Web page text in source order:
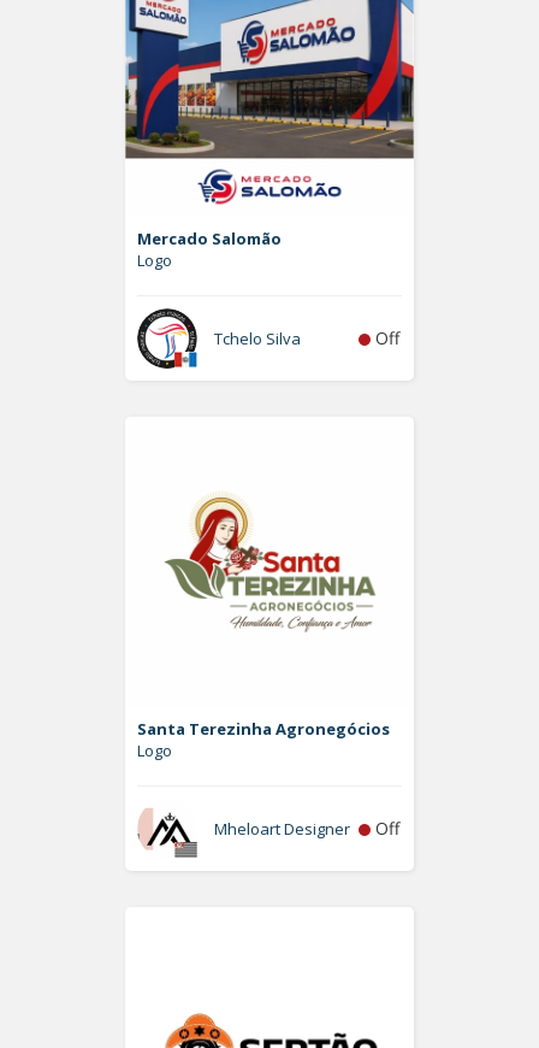
Mercado Salomão
Logo
Tchelo Silva Off
Santa Terezinha Agronegócios
Logo
Mheloart Designer Off